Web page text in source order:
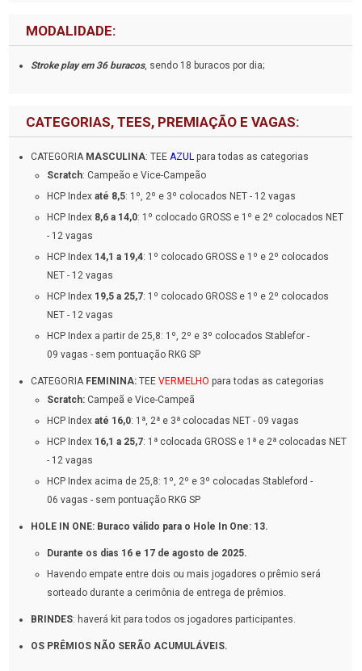
MODALIDADE:
Stroke play em 36 buracos, sendo 18 buracos por dia;
CATEGORIAS, TEES, PREMIAÇÃO E VAGAS:
CATEGORIA MASCULINA: TEEAZUL para todas as categorias
Scratch: Campeão e Vice-Campeão
HCP Indexaté 8,5: 1º, 2º e 3º colocados NET - 12 vagas
HCP Index 8,6 a 14,0: 1º colocado GROSS e 1º e 2º colocados NET
- 12 vagas
HCP Index 14,1 a 19,4: 1º colocado GROSS e 1º e 2º colocados
NET - 12 vagas
HCP Index 19,5 a 25,7: 1º colocado GROSS e 1º e 2º colocados
NET - 12 vagas
HCP Index a partir de 25,8: 1º, 2º e 3º colocados Stablefor -
09 vagas - sem pontuação RKG SP
CATEGORIA FEMININA:TEEVERMELHO para todas as categorias
Scratch: Campeã e Vice-Campeã
HCP Indexaté 16,0: 1ª, 2ª e 3ª colocadas NET - 09 vagas
HCP Index 16,1 a 25,7: 1ª colocada GROSS e 1ª e 2ª colocadas NET
- 12 vagas
HCP Index acima de 25,8: 1º, 2º e 3º colocadas Stableford -
06 vagas - sem pontuação RKG SP
HOLE IN ONE: Buraco válido para o Hole In One: 13.
Durante os dias 16 e 17 de agosto de 2025.
Havendo empate entre dois ou mais jogadores o prêmio será
sorteado durante a cerimônia de entrega de prêmios.
BRINDES: haverá kit para todos os jogadores participantes.
OS PRÊMIOS NÃO SERÃO ACUMULÁVEIS.